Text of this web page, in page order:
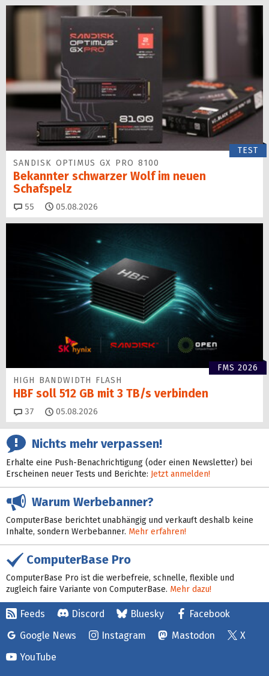
TEST
SANDISK OPTIMUS GX PRO 8100
Bekannter schwarzer Wolf im neuen
Schafspelz
55 Kommentare
05.08.2026
FMS 2026
HIGH BANDWIDTH FLASH
HBF soll 512 GB mit 3 TB/s verbinden
37 Kommentare
05.08.2026
Nichts mehr verpassen!
Erhalte eine Push-Benachrichtigung (oder einen Newsletter) bei
Erscheinen neuer Tests und Berichte: Jetzt anmelden!
Warum Werbebanner?
ComputerBase berichtet unabhängig und verkauft deshalb keine
Inhalte, sondern Werbebanner. Mehr erfahren!
ComputerBase Pro
ComputerBase Pro ist die werbefreie, schnelle, flexible und
zugleich faire Variante von ComputerBase. Mehr dazu!
Feeds Discord Bluesky
Facebook
Google News
Instagram Mastodon
X
YouTube